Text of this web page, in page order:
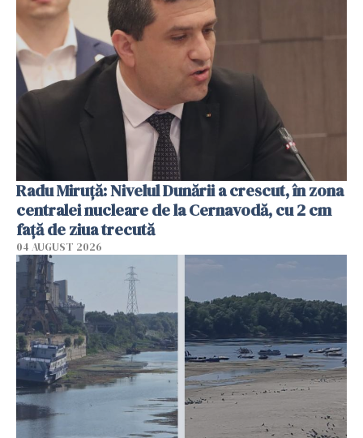
Radu Miruţă: Nivelul Dunării a crescut, în zona
centralei nucleare de la Cernavodă, cu 2 cm
faţă de ziua trecută
04 AUGUST 2026